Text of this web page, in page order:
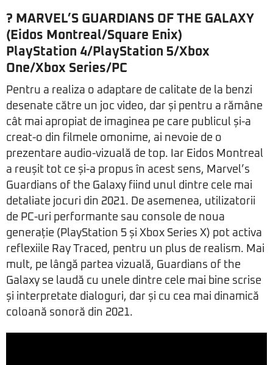
? MARVEL’S GUARDIANS OF THE GALAXY
(Eidos Montreal/Square Enix)
PlayStation 4/PlayStation 5/Xbox
One/Xbox Series/PC
Pentru a realiza o adaptare de calitate de la benzi
desenate către un joc video, dar și pentru a rămâne
cât mai apropiat de imaginea pe care publicul și-a
creat-o din filmele omonime, ai nevoie de o
prezentare audio-vizuală de top. Iar Eidos Montreal
a reușit tot ce și-a propus în acest sens, Marvel’s
Guardians of the Galaxy fiind unul dintre cele mai
detaliate jocuri din 2021. De asemenea, utilizatorii
de PC-uri performante sau console de noua
generație (PlayStation 5 și Xbox Series X) pot activa
reflexiile Ray Traced, pentru un plus de realism. Mai
mult, pe lângă partea vizuală, Guardians of the
Galaxy se laudă cu unele dintre cele mai bine scrise
și interpretate dialoguri, dar și cu cea mai dinamică
coloană sonoră din 2021.